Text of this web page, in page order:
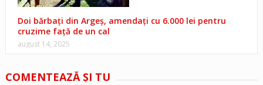
Doi bărbați din Argeș, amendați cu 6.000 lei pentru
cruzime față de un cal
august 14, 2025
COMENTEAZĂ ŞI TU